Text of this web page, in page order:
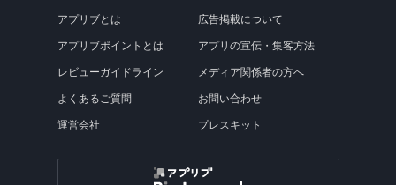
アプリブとは
アプリブポイントとは
レビューガイドライン
よくあるご質問
運営会社
広告掲載について
アプリの宣伝・集客方法
メディア関係者の方へ
お問い合わせ
プレスキット